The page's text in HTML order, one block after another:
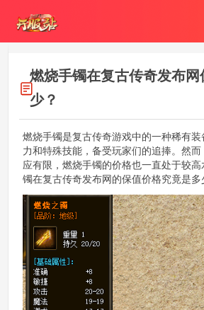
燃烧手镯在复古传奇发布网
少？
燃烧手镯是复古传奇游戏中的一种稀有
力和特殊技能，备受玩家们的追捧。然
应有限，燃烧手镯的价格也一直处于较
镯在复古传奇发布网的保值价格究竟是多